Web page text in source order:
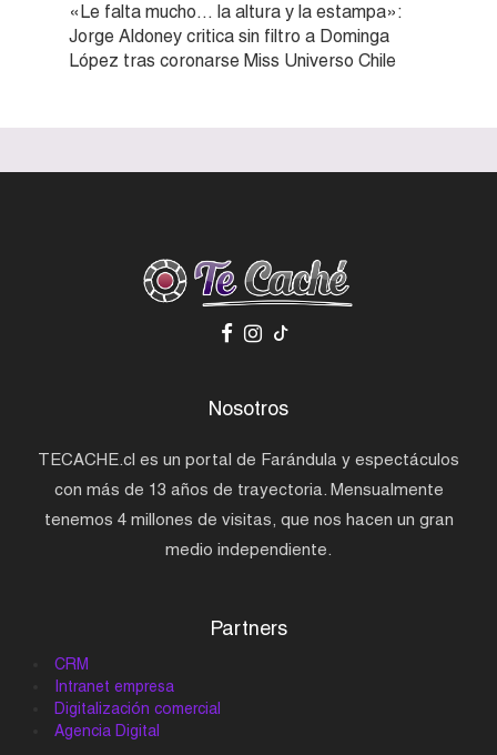
«Le falta mucho… la altura y la estampa»:
Jorge Aldoney critica sin filtro a Dominga
López tras coronarse Miss Universo Chile
Nosotros
TECACHE.cl es un portal de Farándula y espectáculos
con más de 13 años de trayectoria. Mensualmente
tenemos 4 millones de visitas, que nos hacen un gran
medio independiente.
Partners
CRM
Intranet empresa
Digitalización comercial
Agencia Digital